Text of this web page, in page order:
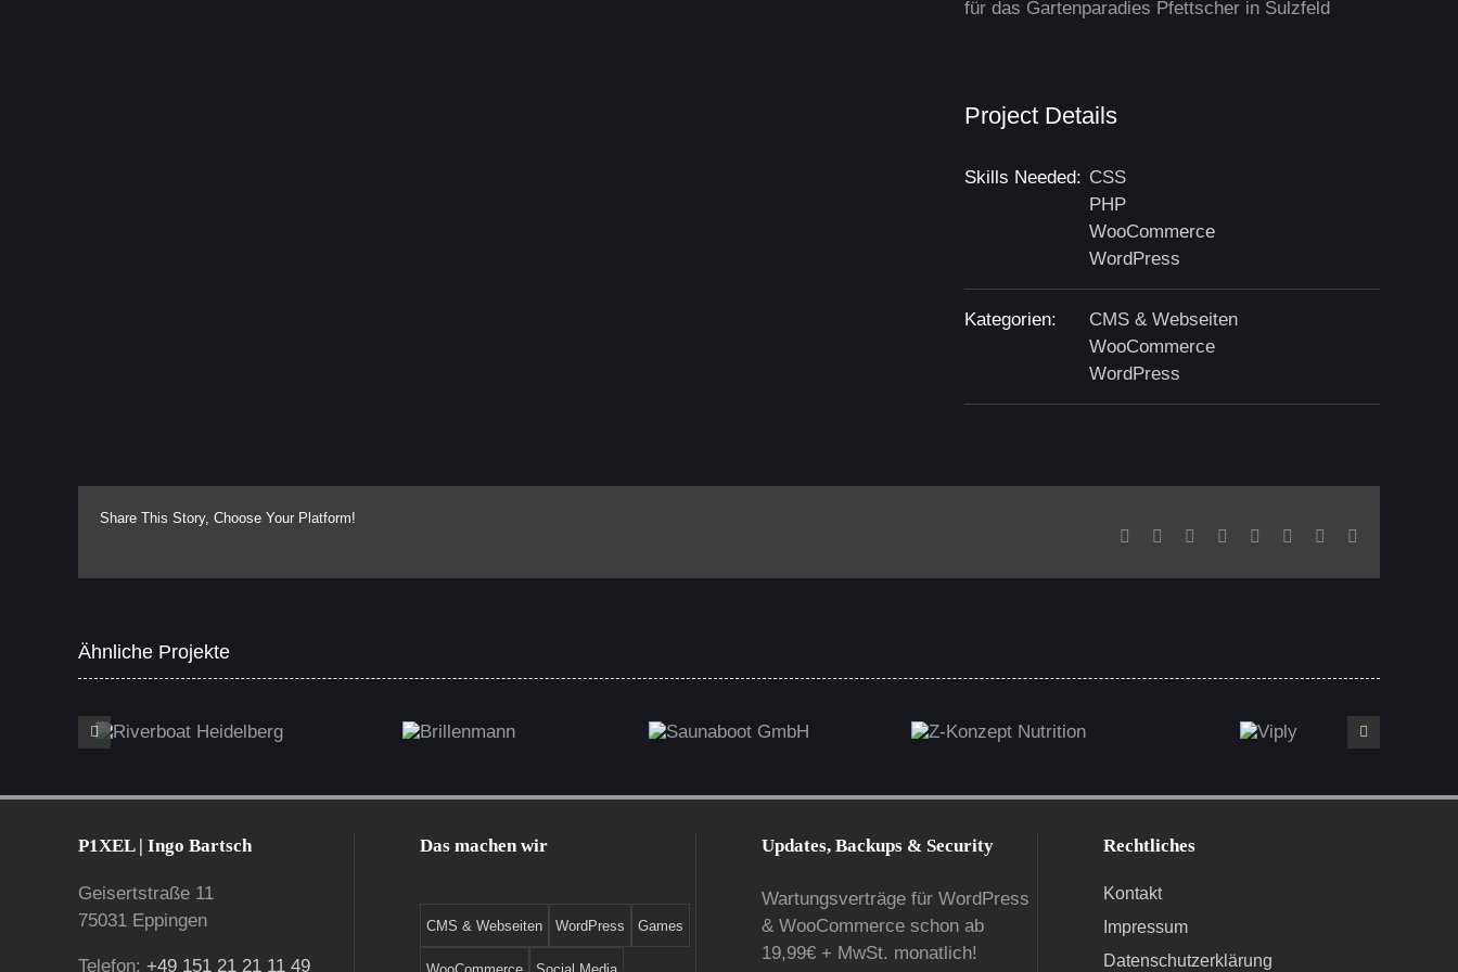
für das Gartenparadies Pfettscher in Sulzfeld
Project Details
Skills Needed: CSS
PHP
WooCommerce
WordPress
Kategorien:
CMS & Webseiten
WooCommerce
WordPress
Share This Story, Choose Your Platform!
Facebook Reddit LinkedIn
TumblrPinterest
Ähnliche Projekte
Riverboat Heidelberg Brillenmann Saunaboot GmbH Z-Konzept Nutrition Viply
P1XEL | Ingo Bartsch
Geisertstraße 11
75031 Eppingen
Telefon: +49 151 21 21 11 49
Das machen wir
CMS & Webseiten WordPress Games
WooCommerce Social Media
Updates, Backups & Security
Wartungsverträge für WordPress
& WooCommerce schon ab
19,99€ + MwSt. monatlich!
Rechtliches
Kontakt
Impressum
Datenschutzerklärung